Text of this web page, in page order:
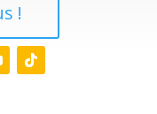
!